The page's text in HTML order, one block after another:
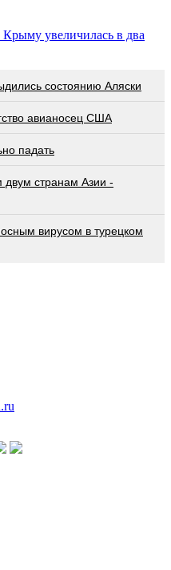
увеличилась в два
состоянию Аляски
авианосец США
падать
двум странам Азии -
вирусом в турецком